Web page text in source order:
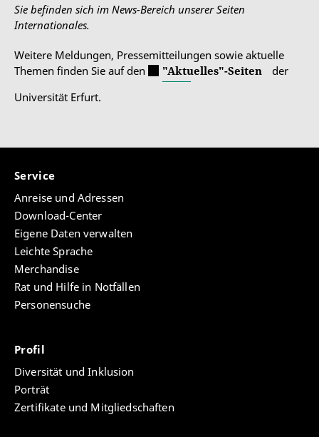
Sie befinden sich im News-Bereich unserer Seiten
Internationales.
Weitere Meldungen, Pressemitteilungen sowie aktuelle
Themen finden Sie auf den
"Aktuelles"-Seiten
der
Universität Erfurt.
Service
Anreise und Adressen
Download-Center
Eigene Daten verwalten
Leichte Sprache
Merchandise
Rat und Hilfe in Notfällen
Personensuche
Profil
Diversität und Inklusion
Porträt
Zertifikate und Mitgliedschaften